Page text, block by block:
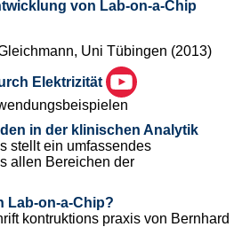
von Lab-on-a-Chip
Uni Tübingen (2013)
Elektrizität
in der klinischen Analytik
stellt ein umfassendes
allen Bereichen der
Lab-on-a-Chip?
kontruktions praxis von Bernhard